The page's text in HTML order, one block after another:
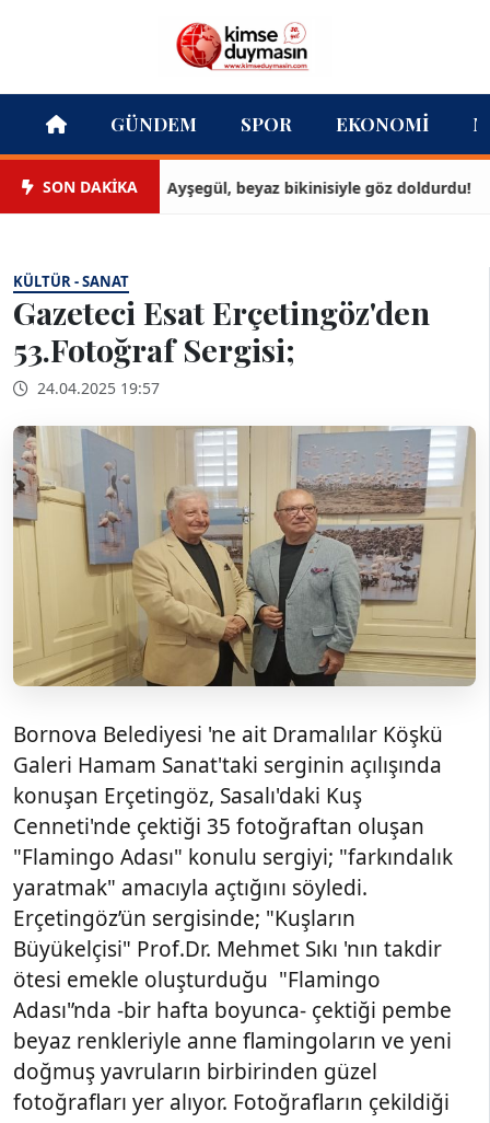
GÜNDEM SPOR EKONOMI
SON DAKİKAAyşegül, beyaz bikinisiyle göz doldurdu!
KÜLTÜR - SANAT
Gazeteci Esat Erçetingöz'den
53.Fotoğraf Sergisi;
24.04.2025 19:57
Bornova Belediyesi 'ne ait Dramalılar Köşkü
Galeri Hamam Sanat'taki serginin açılışında
konuşan Erçetingöz, Sasalı'daki Kuş
Cenneti'nde çektiği 35 fotoğraftan oluşan
"Flamingo Adası" konulu sergiyi; "farkındalık
yaratmak" amacıyla açtığını söyledi.
Erçetingöz’ün sergisinde; "Kuşların
Büyükelçisi" Prof.Dr. Mehmet Sıkı 'nın takdir
ötesi emekle oluşturduğu "Flamingo
Adası'’nda -bir hafta boyunca- çektiği pembe
beyaz renkleriyle anne flamingoların ve yeni
doğmuş yavruların birbirinden güzel
fotoğrafları yer alıyor. Fotoğrafların çekildiği